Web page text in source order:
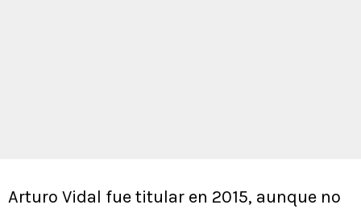
Arturo Vidal fue titular en 2015, aunque no